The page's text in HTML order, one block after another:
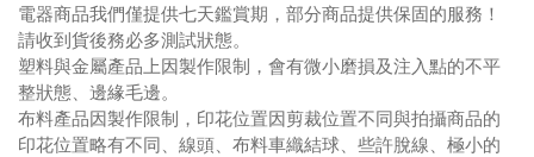
電器商品我們僅提供七天鑑賞期 ，部分商品提供保固的服務！
請收到貨後務必多測試狀態。
塑料與金屬產品上因製作限制，會有微小磨損及注入點的不平
整狀態、邊緣毛邊。
布料產品因製作限制 ，印花位置因剪裁位置不同與拍攝商品的
印花位置略有不同、 線頭、布料車織結球、些許脫線、極小的